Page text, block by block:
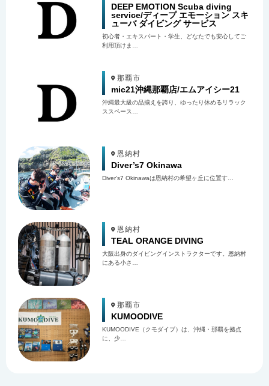
DEEP EMOTION Scuba diving
service/ディープ エモーション スキ
ューバ ダイビング サービス
初心者・エキスパート・学生、どなたでも安心してご
利用頂けま…
那覇市
mic21沖縄那覇店/エムアイシー21
沖縄最大級の品揃えを誇り、ゆったり休めるリラック
ススペース…
恩納村
Diver’s7 Okinawa
Diver’s7 Okinawaは恩納村の希望ヶ丘に位置す…
恩納村
TEAL ORANGE DIVING
大阪出身のダイビングインストラクターです。恩納村
にある小さ…
那覇市
KUMOODIVE
KUMOODIVE（クモダイブ）は、沖縄・那覇を拠点
に、少…